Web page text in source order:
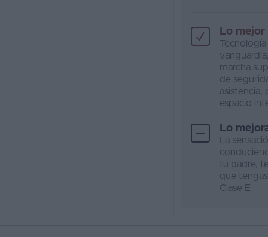
Lo mejor
marcha
de
asistencia,
espacio
Lo
La
tu padre,
que
Clase E